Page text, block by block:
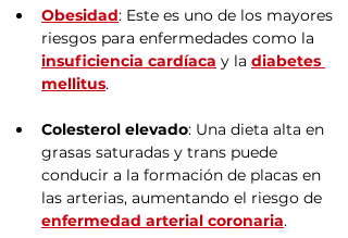
Obesidad: Este es uno de los mayores
riesgos para enfermedades como la
insuficiencia cardíaca y la diabetes
mellitus.
Colesterol elevado: Una dieta alta en
grasas saturadas y trans puede
conducir a la formación de placas en
las arterias, aumentando el riesgo de
enfermedad arterial coronaria.